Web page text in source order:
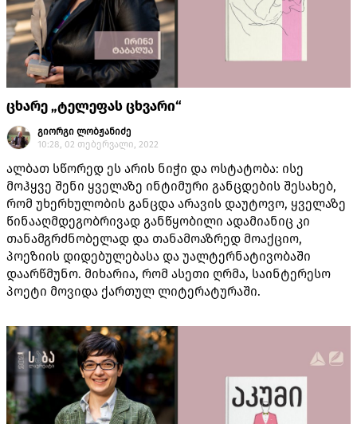
ცხარე „ტელეფას ცხვარი“
გიორგი ლობჟანიძე
10:28, 02 თებერვალი, 2022
ალბათ სწორედ ეს არის ნიჭი და ოსტატობა: ისე
მოჰყვე შენი ყველაზე ინტიმური განცდების შესახებ,
რომ უხერხულობის განცდა არავის დაუტოვო, ყველაზე
წინააღმდეგობრივად განწყობილი ადამიანიც კი
თანამგრძნობელად და თანამოაზრედ მოაქციო,
პოეზიის დიდებულებასა და უალტერნატივობაში
დაარწმუნო. მიხარია, რომ ასეთი ღრმა, საინტერესო
პოეტი მოვიდა ქართულ ლიტერატურაში.